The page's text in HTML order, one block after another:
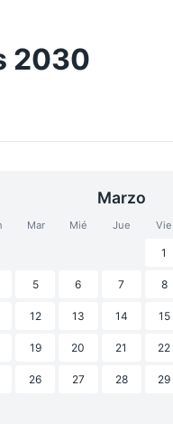
2030
Marzo
Mar Mié Jue Vie
1
5 6 7 8
12 13 14 15
19 20 21 22
26 27 28 29